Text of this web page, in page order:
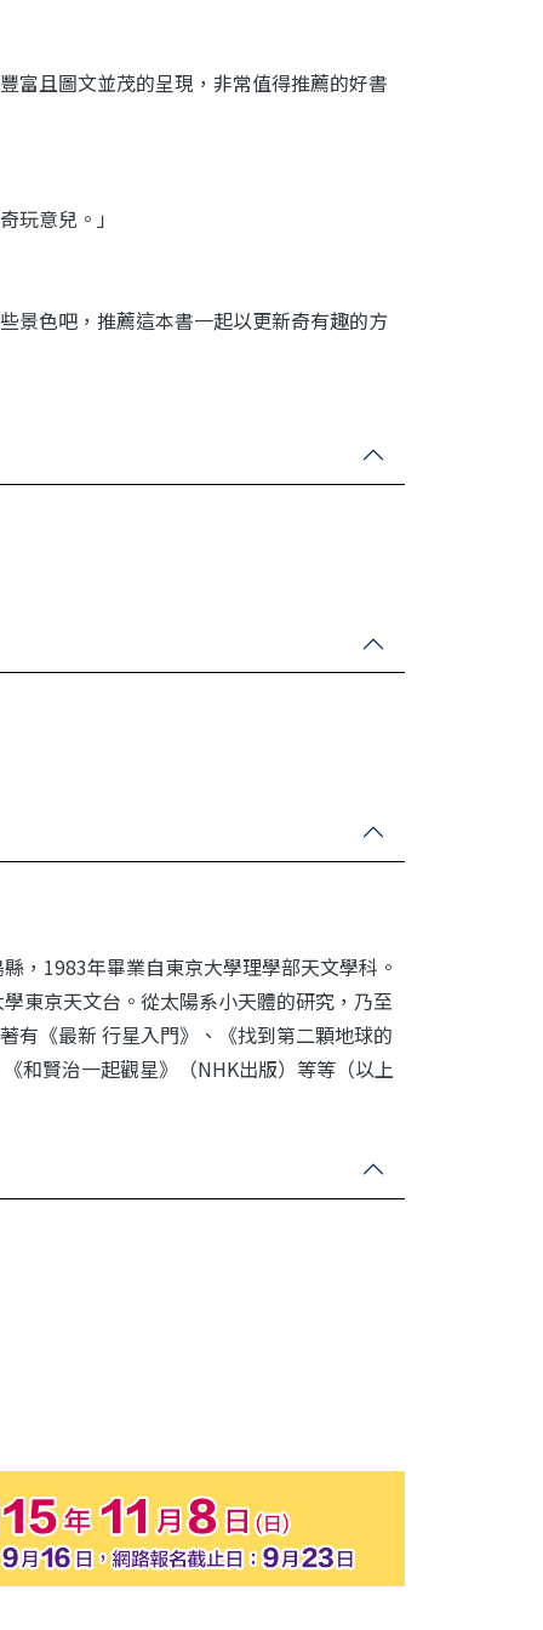
富且圖文並茂的呈現，非常值得推薦的好書
玩意兒。」
景色吧，推薦這本書一起以更新奇有趣的方
，1983年畢業自東京大學理學部天文學科。
東京天文台。從太陽系小天體的研究，乃至
有《最新 行星入門》、《找到第二顆地球的
和賢治一起觀星》（NHK出版）等等（以上